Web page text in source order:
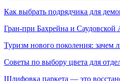
Как выбрать подрядчика для
Гран-при Бахрейна и Саудовской
Туризм нового поколения: зачем
Советы по выбору цвета для
Шлифовка паркета — это